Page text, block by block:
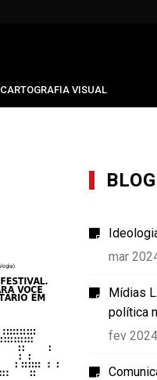
CARTOGRAFIA VISUAL
BLOG
mar
Mídias
política
fev 2024